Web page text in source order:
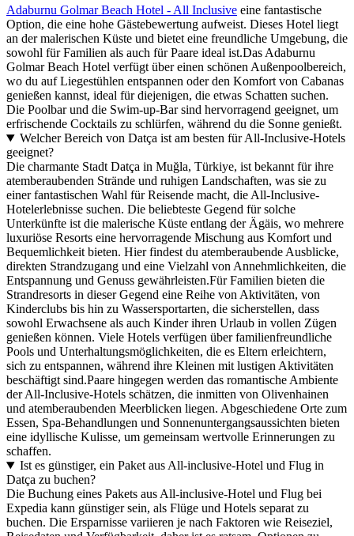
Adaburnu Golmar Beach Hotel - All Inclusive eine fantastische
Option, die eine hohe Gästebewertung aufweist. Dieses Hotel liegt
an der malerischen Küste und bietet eine freundliche Umgebung, die
sowohl für Familien als auch für Paare ideal ist.Das Adaburnu
Golmar Beach Hotel verfügt über einen schönen Außenpoolbereich,
wo du auf Liegestühlen entspannen oder den Komfort von Cabanas
genießen kannst, ideal für diejenigen, die etwas Schatten suchen.
Die Poolbar und die Swim-up-Bar sind hervorragend geeignet, um
erfrischende Cocktails zu schlürfen, während du die Sonne genießt.
Welcher Bereich von Datça ist am besten für All-Inclusive-Hotels
geeignet?
Die charmante Stadt Datça in Muğla, Türkiye, ist bekannt für ihre
atemberaubenden Strände und ruhigen Landschaften, was sie zu
einer fantastischen Wahl für Reisende macht, die All-Inclusive-
Hotelerlebnisse suchen. Die beliebteste Gegend für solche
Unterkünfte ist die malerische Küste entlang der Ägäis, wo mehrere
luxuriöse Resorts eine hervorragende Mischung aus Komfort und
Bequemlichkeit bieten. Hier findest du atemberaubende Ausblicke,
direkten Strandzugang und eine Vielzahl von Annehmlichkeiten, die
Entspannung und Genuss gewährleisten.Für Familien bieten die
Strandresorts in dieser Gegend eine Reihe von Aktivitäten, von
Kinderclubs bis hin zu Wassersportarten, die sicherstellen, dass
sowohl Erwachsene als auch Kinder ihren Urlaub in vollen Zügen
genießen können. Viele Hotels verfügen über familienfreundliche
Pools und Unterhaltungsmöglichkeiten, die es Eltern erleichtern,
sich zu entspannen, während ihre Kleinen mit lustigen Aktivitäten
beschäftigt sind.Paare hingegen werden das romantische Ambiente
der All-Inclusive-Hotels schätzen, die inmitten von Olivenhainen
und atemberaubenden Meerblicken liegen. Abgeschiedene Orte zum
Essen, Spa-Behandlungen und Sonnenuntergangsaussichten bieten
eine idyllische Kulisse, um gemeinsam wertvolle Erinnerungen zu
schaffen.
Ist es günstiger, ein Paket aus All-inclusive-Hotel und Flug in
Datça zu buchen?
Die Buchung eines Pakets aus All-inclusive-Hotel und Flug bei
Expedia kann günstiger sein, als Flüge und Hotels separat zu
buchen. Die Ersparnisse variieren je nach Faktoren wie Reiseziel,